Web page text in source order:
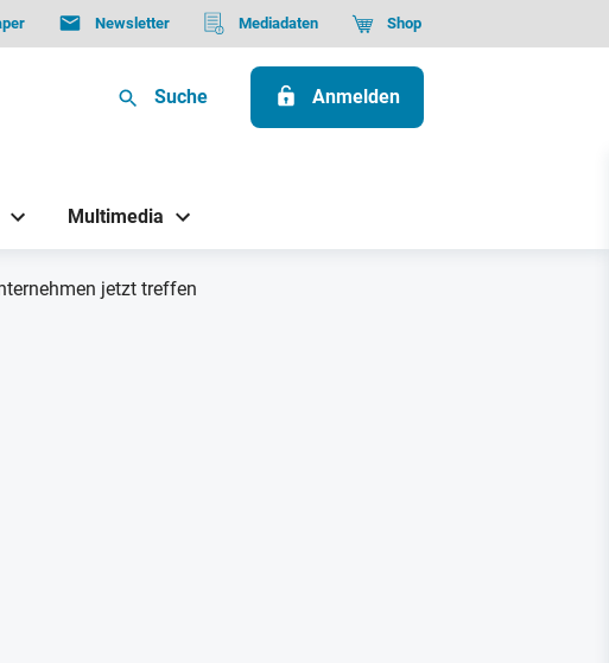
Newsletter Mediadaten Shop
Suche Anmelden
Multimedia
jetzt treffen